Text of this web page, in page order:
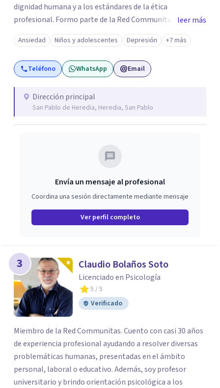
dignidad humana y a los estándares de la ética
profesional. Formo parte de la Red Communitas,
Comunidad de Psicólogas y Psicólogos clínicos y
psicoanalistas reconocidos en Costa Rica (). Además, soy
docente de la carrera de Psicología, en la Universidad
Centroamericana de Ciencias Sociales (UCACIS) y en la
leer más
Ansiedad Niños y adolescentes Depresión +7 más
Teléfono WhatsApp Email
Dirección principal
San Pablo de Heredia, Heredia, San Pablo
Envía un mensaje al profesional
Coordina una sesión directamente mediante mensaje
Ver perfil completo
3 Claudio Bolaños Soto
Licenciado en Psicología
5 / 5
Verificado
Miembro de la Red Communitas. Cuento con casi 30 años
de experiencia profesional ayudando a resolver diversas
problemáticas humanas, presentadas en el ámbito
personal, laboral o educativo. Además, soy profesor
universitario y brindo orientación psicológica a los